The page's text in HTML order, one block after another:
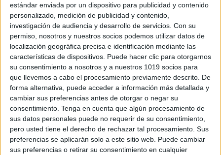
estándar enviada por un dispositivo para publicidad y contenido
personalizado, medición de publicidad y contenido,
investigación de audiencia y desarrollo de servicios. Con su
permiso, nosotros y nuestros socios podemos utilizar datos de
localización geográfica precisa e identificación mediante las
características de dispositivos. Puede hacer clic para otorgarnos
su consentimiento a nosotros y a nuestros 1019 socios para
que llevemos a cabo el procesamiento previamente descrito. De
forma alternativa, puede acceder a información más detallada y
cambiar sus preferencias antes de otorgar o negar su
consentimiento. Tenga en cuenta que algún procesamiento de
sus datos personales puede no requerir de su consentimiento,
pero usted tiene el derecho de rechazar tal procesamiento. Sus
preferencias se aplicarán solo a este sitio web. Puede cambiar
sus preferencias o retirar su consentimiento en cualquier
Entrena tu cerebro: Actividad para
fomentar pensamientos positivos
Publicado el 15 junio, 2025
Te presentamos un material reflexivo y creativo para
trabajar con el alumnado el poder del pensamiento
positivo. La actividad “Entrena tu cerebro” invita a
niños y niñas a escribir frases […]
SEGUIR LEYENDO